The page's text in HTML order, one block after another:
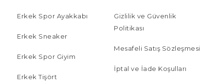
Erkek Spor Ayakkabı
Erkek Sneaker
Erkek Spor Giyim
Erkek Tişört
Gizlilik ve Güvenlik
Politikası
Mesafeli Satış Sözleşmesi
İptal ve İade Koşulları